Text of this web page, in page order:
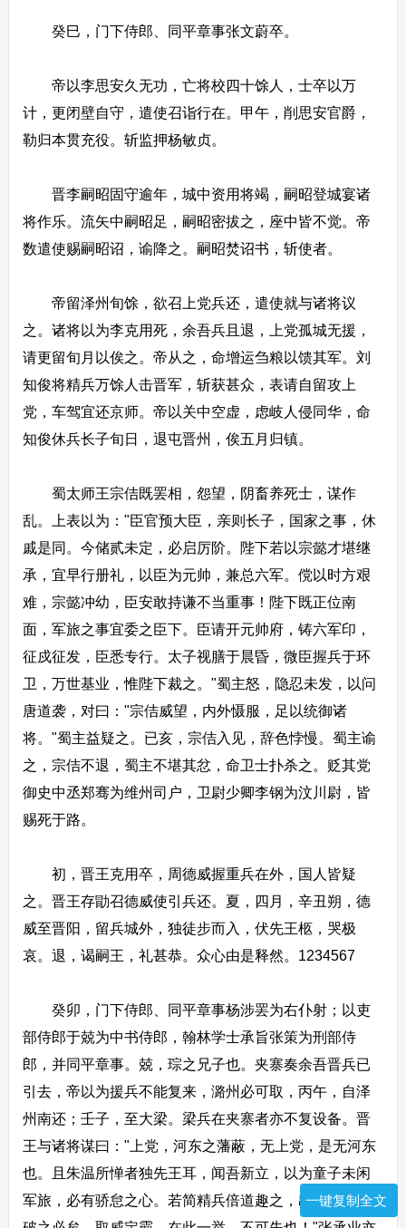
癸巳，门下侍郎、同平章事张文蔚卒。
帝以李思安久无功，亡将校四十馀人，士卒以万
计，更闭壁自守，遣使召诣行在。甲午，削思安官爵，
勒归本贯充役。斩监押杨敏贞。
晋李嗣昭固守逾年，城中资用将竭，嗣昭登城宴诸
将作乐。流矢中嗣昭足，嗣昭密拔之，座中皆不觉。帝
数遣使赐嗣昭诏，谕降之。嗣昭焚诏书，斩使者。
帝留泽州旬馀，欲召上党兵还，遣使就与诸将议
之。诸将以为李克用死，余吾兵且退，上党孤城无援，
请更留旬月以俟之。帝从之，命增运刍粮以馈其军。刘
知俊将精兵万馀人击晋军，斩获甚众，表请自留攻上
党，车驾宜还京师。帝以关中空虚，虑岐人侵同华，命
知俊休兵长子旬日，退屯晋州，俟五月归镇。
蜀太师王宗佶既罢相，怨望，阴畜养死士，谋作
乱。上表以为："臣官预大臣，亲则长子，国家之事，休
戚是同。今储贰未定，必启厉阶。陛下若以宗懿才堪继
承，宜早行册礼，以臣为元帅，兼总六军。傥以时方艰
难，宗懿冲幼，臣安敢持谦不当重事！陛下既正位南
面，军旅之事宜委之臣下。臣请开元帅府，铸六军印，
征戍征发，臣悉专行。太子视膳于晨昏，微臣握兵于环
卫，万世基业，惟陛下裁之。"蜀主怒，隐忍未发，以问
唐道袭，对曰："宗佶威望，内外慑服，足以统御诸
将。"蜀主益疑之。已亥，宗佶入见，辞色悖慢。蜀主谕
之，宗佶不退，蜀主不堪其忿，命卫士扑杀之。贬其党
御史中丞郑骞为维州司户，卫尉少卿李钢为汶川尉，皆
赐死于路。
初，晋王克用卒，周德威握重兵在外，国人皆疑
之。晋王存勖召德威使引兵还。夏，四月，辛丑朔，德
威至晋阳，留兵城外，独徒步而入，伏先王柩，哭极
哀。退，谒嗣王，礼甚恭。众心由是释然。1234567
癸卯，门下侍郎、同平章事杨涉罢为右仆射；以吏
部侍郎于兢为中书侍郎，翰林学士承旨张策为刑部侍
郎，并同平章事。兢，琮之兄子也。夹寨奏余吾晋兵已
引去，帝以为援兵不能复来，潞州必可取，丙午，自泽
州南还；壬子，至大梁。梁兵在夹寨者亦不复设备。晋
王与诸将谋曰："上党，河东之藩蔽，无上党，是无河东
也。且朱温所惮者独先王耳，闻吾新立，以为童子未闲
军旅，必有骄怠之心。若简精兵倍道趣之，出其不意，
一键复制全文